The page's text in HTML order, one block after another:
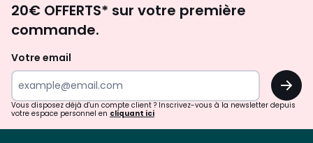
d'inspirations
surprises?
20€ OFFERTS* sur votre première
commande.
Votre email
OK
Vous disposez déjà d'un compte client ? Inscrivez-vous à la newsletter depuis
votre espace personnel en cliquant ici